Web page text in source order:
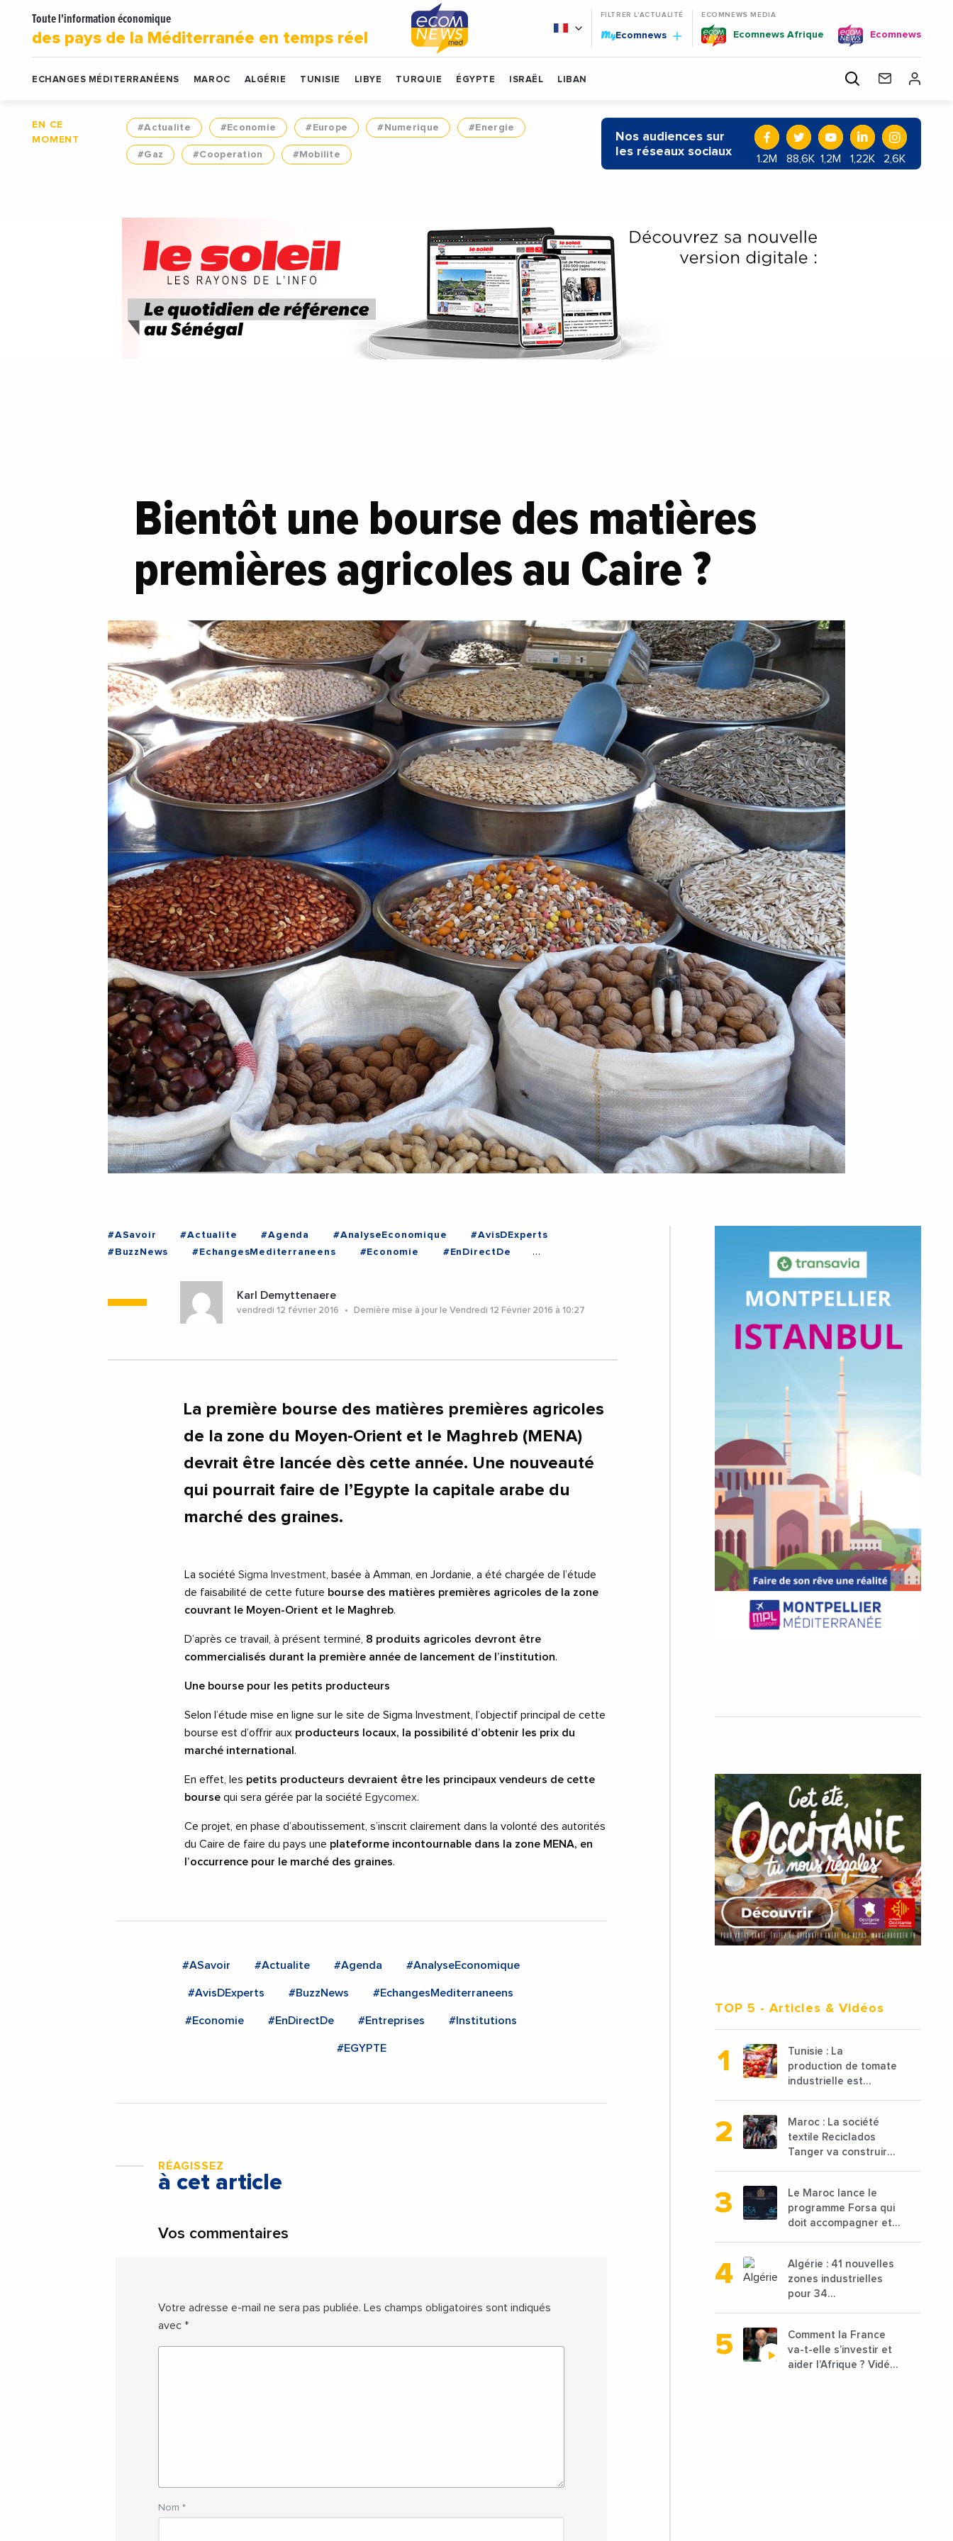
Toute l'information économique
des pays de la Méditerranée en temps réel
FILTRER L'ACTUALITÉ
MyEcomnews
ECOMNEWS MEDIA
Ecomnews Afrique Ecomnews
ECHANGES MÉDITERRANÉENS MAROC ALGÉRIE TUNISIE LIBYE TURQUIE ÉGYPTE ISRAËL LIBAN
EN CE
MOMENT
#Actualite #Economie #Europe #Numerique #Energie
#Gaz #Cooperation #Mobilite
Nos audiences sur
les réseaux sociaux
1.2M 88,6K 1,2M 1,22K 2,6K
Bientôt une bourse des matières
premières agricoles au Caire ?
#ASavoir #Actualite #Agenda #AnalyseEconomique
#AvisDExperts
#BuzzNews
#EchangesMediterraneens #Economie
#EnDirectDe
Karl Demyttenaere
vendredi 12 février 2016 Dernière mise à jour le Vendredi 12 Février 2016 à 10:27
La première bourse des matières premières agricoles
de la zone du Moyen-Orient et le Maghreb (MENA)
devrait être lancée dès cette année. Une nouveauté
qui pourrait faire de l’Egypte la capitale arabe du
marché des graines.
La société Sigma Investment , basée à Amman, en Jordanie, a été chargée de l’étude
de faisabilité de cette future bourse des matières premières agricoles de la zone
couvrant le Moyen-Orient et le Maghreb.
D’après ce travail, à présent terminé, 8 produits agricoles devront être
commercialisés durant la première année de lancement de l’institution.
Une bourse pour les petits producteurs
Selon l’étude mise en ligne sur le site de Sigma Investment, l’objectif principal de cette
bourse est d’offrir aux producteurs locaux, la possibilité d’obtenir les prix du
marché international .
En effet, les petits producteurs devraient être les principaux vendeurs de cette
boursequi sera gérée par la société Egycomex.
Ce projet, en phase d’aboutissement, s’inscrit clairement dans la volonté des autorités
du Caire de faire du pays une plateforme incontournable dans la zone MENA, en
l’occurrence pour le marché des graines.
#ASavoir #Actualite #Agenda #AnalyseEconomique
#AvisDExperts #BuzzNews #EchangesMediterraneens
#Economie #EnDirectDe #Entreprises #Institutions
#EGYPTE
RÉAGISSEZ
à cet article
Vos commentaires
Votre adresse e-mail ne sera pas publiée. Les champs obligatoires sont indiqués
avec *
Nom*
TOP 5 - Articles & Vidéos
Tunisie : La
production de tomate
industrielle est
baisse de 15%
Maroc : La société
textile Reciclados
Tanger va construire
traiter les déchets
textiles
Le Maroc lance le
programme Forsa qui
doit accompagner et
avec une enveloppe
de 1,25 milliard de
dirhams
Algérie : 41 nouvelles
zones industrielles
pour 34
Comment la France
va-t-elle s’investir et
aider l’Afrique ? Vidéo